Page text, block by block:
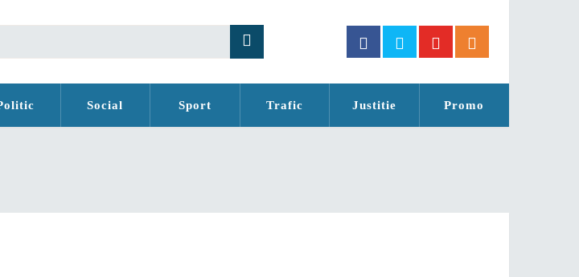
Social Sport Trafic Justitie Promo